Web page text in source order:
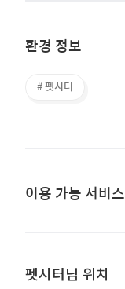
환경 정보
# 펫시터
이용 가능 서비스
펫시터님 위치